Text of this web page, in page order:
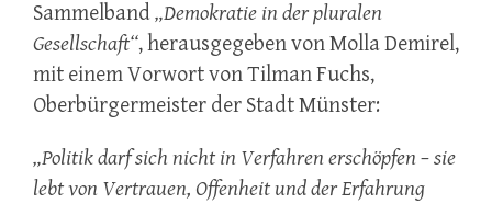
Sammelband„Demokratie in der pluralen
Gesellschaft“, herausgegeben von Molla Demirel,
mit einem Vorwort von Tilman Fuchs,
Oberbürgermeister der Stadt Münster:
„Politik darf sich nicht in Verfahren erschöpfen – sie
lebt von Vertrauen, Offenheit und der Erfahrung